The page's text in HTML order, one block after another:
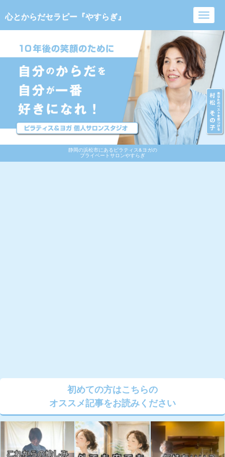
静岡の浜松市にあるピラティス&ヨガの
プライベートサロンやすらぎ
心とからだセラピー『やすらぎ』
初めての方はこちらの
オススメ記事をお読みください